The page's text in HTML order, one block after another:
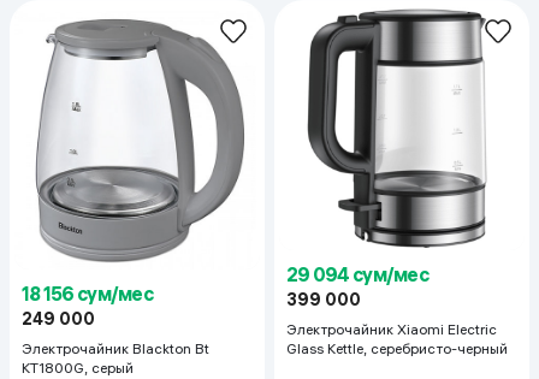
18 156 сум/мес
249 000
Электрочайник Blackton Bt
KT1800G, серый
29 094 сум/мес
399 000
Электрочайник Xiaomi Electric
Glass Kettle, серебристо-черный